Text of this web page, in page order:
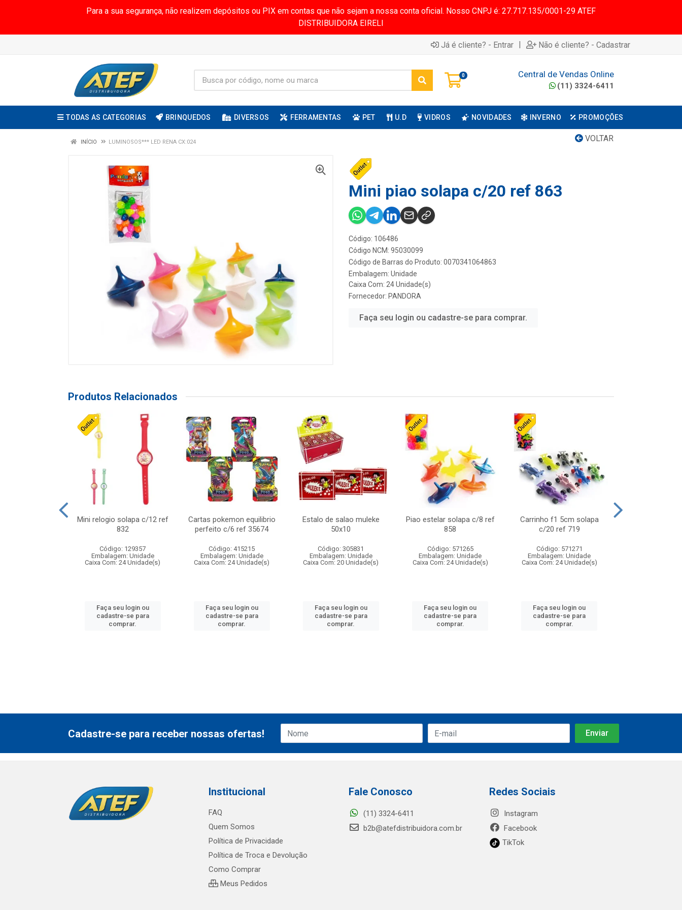
Para a sua segurança, não realizem depósitos ou PIX em contas que não sejam a nossa conta oficial. Nosso CNPJ é: 27.717.135/0001-29 ATEF
DISTRIBUIDORA EIRELI
Já é cliente? - Entrar | Não é cliente? - Cadastrar
0 Central de Vendas Online
(11) 3324-6411
TODAS AS CATEGORIAS BRINQUEDOS DIVERSOS FERRAMENTAS PET U.D VIDROS NOVIDADES INVERNO PROMOÇÕES
VOLTAR
INÍCIO LUMINOSOS*** LED RENA CX:024
Mini piao solapa c/20 ref 863
Código: 106486
Código NCM: 95030099
Código de Barras do Produto: 0070341064863
Embalagem: Unidade
Caixa Com: 24 Unidade(s)
Fornecedor: PANDORA
Faça seu login ou cadastre-se para comprar.
Produtos Relacionados
Mini relogio solapa c/12 ref
832
Código: 129357
Embalagem: Unidade
Caixa Com: 24 Unidade(s)
Faça seu login ou
cadastre-se para
comprar.
Cartas pokemon equilibrio
perfeito c/6 ref 35674
Código: 415215
Embalagem: Unidade
Caixa Com: 24 Unidade(s)
Faça seu login ou
cadastre-se para
comprar.
Estalo de salao muleke
50x10
Código: 305831
Embalagem: Unidade
Caixa Com: 20 Unidade(s)
Faça seu login ou
cadastre-se para
comprar.
Piao estelar solapa c/8 ref
858
Código: 571265
Embalagem: Unidade
Caixa Com: 24 Unidade(s)
Faça seu login ou
cadastre-se para
comprar.
Carrinho f1 5cm solapa
c/20 ref 719
Código: 571271
Embalagem: Unidade
Caixa Com: 24 Unidade(s)
Faça seu login ou
cadastre-se para
comprar.
Cadastre-se para receber nossas ofertas!
Institucional
FAQ
Quem Somos
Política de Privacidade
Política de Troca e Devolução
Como Comprar
Meus Pedidos
Fale Conosco
(11) 3324-6411
b2b@atefdistribuidora.com.br
Redes Sociais
Instagram
Facebook
TikTok